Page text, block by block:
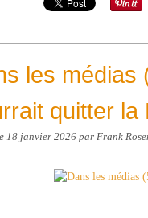
les médias
quitter la
18 janvier 2026 par Frank